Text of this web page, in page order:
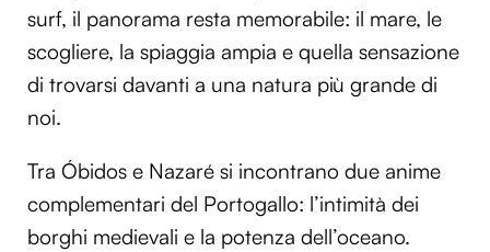
surf, il panorama resta memorabile: il mare, le
scogliere, la spiaggia ampia e quella sensazione
di trovarsi davanti a una natura più grande di
noi.
Tra Óbidos e Nazaré si incontrano due anime
complementari del Portogallo: l’intimità dei
borghi medievali e la potenza dell’oceano.